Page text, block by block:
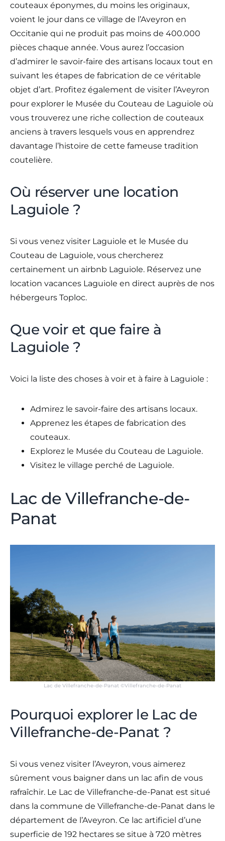
couteaux éponymes, du moins les originaux,
voient le jour dans ce village de l’Aveyron en
Occitanie qui ne produit pas moins de 400.000
pièces chaque année. Vous aurez l’occasion
d’admirer le savoir-faire des artisans locaux tout en
suivant les étapes de fabrication de ce véritable
objet d’art. Profitez également de visiter l’Aveyron
pour explorer le Musée du Couteau de Laguiole où
vous trouverez une riche collection de couteaux
anciens à travers lesquels vous en apprendrez
davantage l’histoire de cette fameuse tradition
coutelière.
Où réserver une location
Laguiole ?
Si vous venez visiter Laguiole et le Musée du
Couteau de Laguiole, vous chercherez
certainement un airbnb Laguiole. Réservez une
location vacances Laguiole en direct auprès de nos
hébergeurs Toploc.
Que voir et que faire à
Laguiole ?
Voici la liste des choses à voir et à faire à Laguiole :
Admirez le savoir-faire des artisans locaux.
Apprenez les étapes de fabrication des
couteaux.
Explorez le Musée du Couteau de Laguiole.
Visitez le village perché de Laguiole.
Lac de Villefranche-de-
Panat
Lac de Villefranche-de-Panat ©Villefranche-de-Panat
Pourquoi explorer le Lac de
Villefranche-de-Panat ?
Si vous venez visiter l’Aveyron, vous aimerez
sûrement vous baigner dans un lac afin de vous
rafraîchir. Le Lac de Villefranche-de-Panat est situé
dans la commune de Villefranche-de-Panat dans le
département de l’Aveyron. Ce lac artificiel d’une
superficie de 192 hectares se situe à 720 mètres